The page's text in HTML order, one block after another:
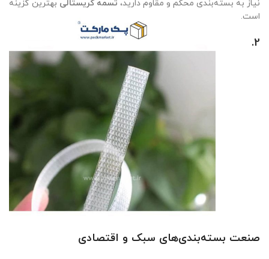
نیاز به بسته‌بندی محکم و مقاوم دارید، تسمه کریستالی بهترین گزینه
است.
2.
صنعت بسته‌بندی‌های سبک و اقتصادی